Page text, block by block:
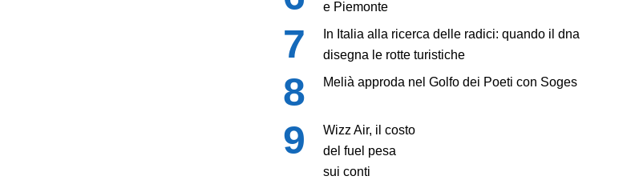
e Piemonte
In Italia alla ricerca delle radici: quando il dna
disegna le rotte turistiche
Melià approda nel Golfo dei Poeti con Soges
Wizz Air, il costo
del fuel pesa
sui conti